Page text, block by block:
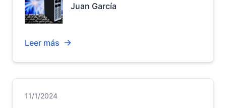
Juan García
Leer más
11/1/2024